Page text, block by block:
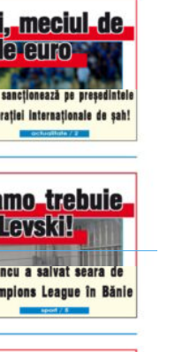
9.00 - 17.00